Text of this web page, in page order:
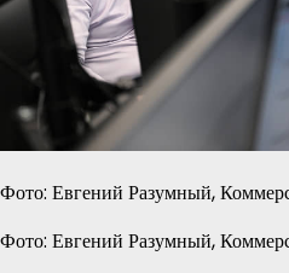
Фото: Евгений Разумный,
Фото: Евгений Разумный,